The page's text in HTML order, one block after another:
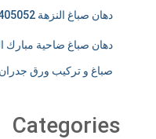
دهان صباغ النزهة 66405052 معلم صباغ و تركيب ورق جدران
صباغ و تركيب ورق جدران
Categories